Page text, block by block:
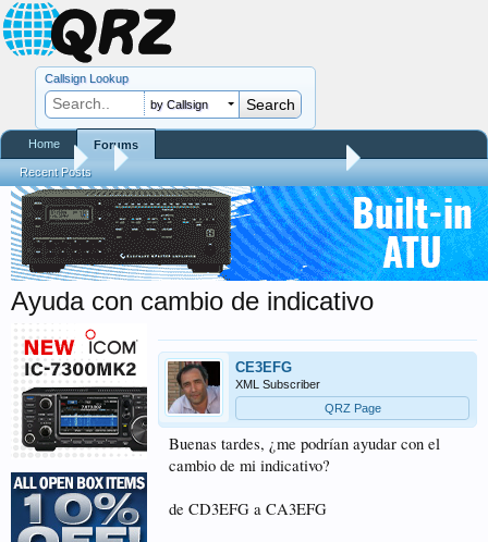
Forums Preguntas y Respuestas sobre QRZ.COM
Ayuda con cambio de indicativo
CE3EFG
XML Subscriber
QRZ Page
Buenas tardes, ¿me podrían ayudar con el
cambio de mi indicativo?
de CD3EFG a CA3EFG
Callsign Lookup
by Callsign
Home Forums
Recent Posts